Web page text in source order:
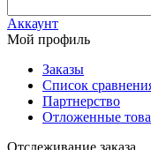
Аккаунт
Мой профиль
Заказы
Список
Партнерство
Отложенные
Отслеживание заказа